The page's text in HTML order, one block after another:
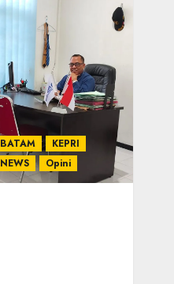
BATAM
KEPRI
NEWS
Opini